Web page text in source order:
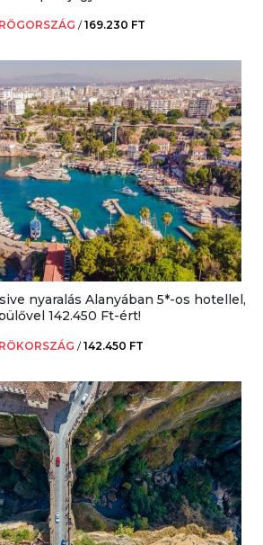
/169.230 FT
nyaralás Alanyában 5*-os hotellel,
142.450 Ft-ért!
/142.450 FT